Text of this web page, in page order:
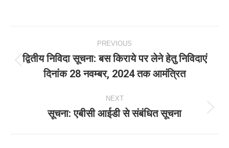
navigation
PREVIOUS
post:
द्वितीय निविदा सूचना: बस किराये पर लेने हेतु निविदाएं
दिनांक 28 नवम्‍बर, 2024 तक आमंत्रित
NEXT
Next
सूचना: एबीसी आईडी से संबंधित सूचना